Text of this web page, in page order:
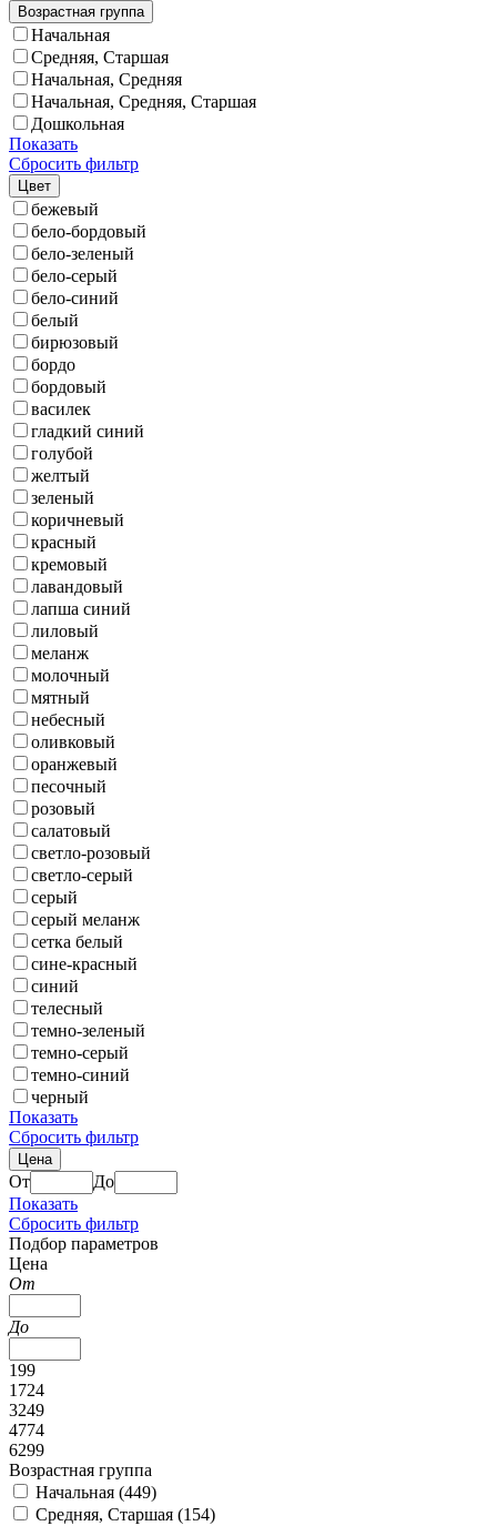
Возрастная группа
Начальная
Средняя, Старшая
Начальная, Средняя
Начальная, Средняя, Старшая
Дошкольная
Показать
Сбросить фильтр
Цвет
бежевый
бело-бордовый
бело-зеленый
бело-серый
бело-синий
белый
бирюзовый
бордо
бордовый
василек
гладкий синий
голубой
желтый
зеленый
коричневый
красный
кремовый
лавандовый
лапша синий
лиловый
меланж
молочный
мятный
небесный
оливковый
оранжевый
песочный
розовый
салатовый
светло-розовый
светло-серый
серый
серый меланж
сетка белый
сине-красный
синий
телесный
темно-зеленый
темно-серый
темно-синий
черный
Показать
Сбросить фильтр
Цена
От
До
Показать
Сбросить фильтр
Подбор параметров
Цена
От
До
199
1724
3249
4774
6299
Возрастная группа
Начальная (449)
Средняя, Старшая (154)